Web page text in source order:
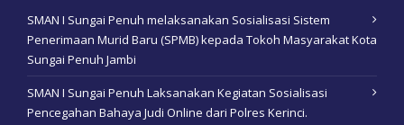
SMAN I Sungai Penuh melaksanakan Sosialisasi Sistem
Penerimaan Murid Baru (SPMB) kepada Tokoh Masyarakat Kota
Sungai Penuh Jambi
SMAN I Sungai Penuh Laksanakan Kegiatan Sosialisasi
Pencegahan Bahaya Judi Online dari Polres Kerinci.